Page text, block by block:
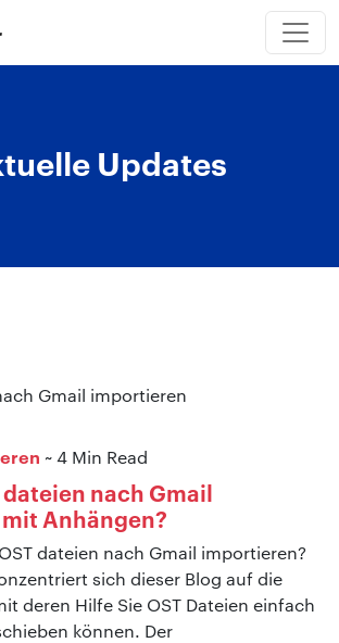
Updates
~ 4 Min Read
dateien nach Gmail
Anhängen?
dateien nach Gmail importieren?
sich dieser Blog auf die
deren Hilfe Sie OST Dateien einfach
können. Der